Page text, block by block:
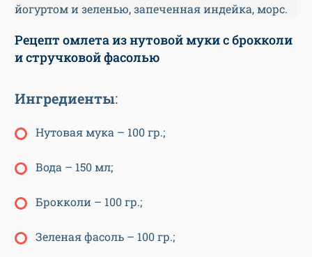
йогуртом и зеленью, запеченная индейка, морс.
Рецепт омлета из нутовой муки с брокколи
и стручковой фасолью
Ингредиенты:
Нутовая мука – 100 гр.;
Вода – 150 мл;
Брокколи – 100 гр.;
Зеленая фасоль – 100 гр.;